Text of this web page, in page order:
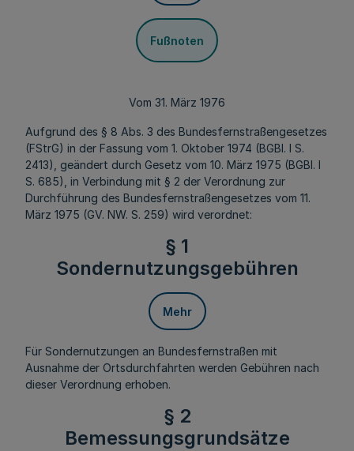
Fußnoten
Vom 31. März 1976
Aufgrund des § 8 Abs. 3 des Bundesfernstraßengesetzes
(FStrG) in der Fassung vom 1. Oktober 1974 (BGBl. I S.
2413), geändert durch Gesetz vom 10. März 1975 (BGBl. I
S. 685), in Verbindung mit § 2 der Verordnung zur
Durchführung des Bundesfernstraßengesetzes vom 11.
März 1975 (GV. NW. S. 259) wird verordnet:
§ 1
Sondernutzungsgebühren
Mehr
Für Sondernutzungen an Bundesfernstraßen mit
Ausnahme der Ortsdurchfahrten werden Gebühren nach
dieser Verordnung erhoben.
§ 2
Bemessungsgrundsätze